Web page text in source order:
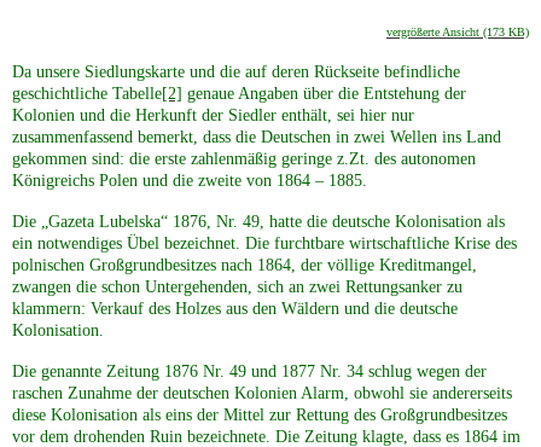
G&auml;stebuch (3)
Kontakt (4)
Impressum
Sitemap (10)
Datenschutz
vergrößerte Ansicht (173 KB)
Da unsere Siedlungskarte und die auf deren Rückseite befindliche
geschichtliche Tabelle[2] genaue Angaben über die Entstehung der
Kolonien und die Herkunft der Siedler enthält, sei hier nur
zusammenfassend bemerkt, dass die Deutschen in zwei Wellen ins Land
gekommen sind: die erste zahlenmäßig geringe z.Zt. des autonomen
Königreichs Polen und die zweite von 1864 – 1885.
Die „Gazeta Lubelska“ 1876, Nr. 49, hatte die deutsche Kolonisation als
ein notwendiges Übel bezeichnet. Die furchtbare wirtschaftliche Krise des
polnischen Großgrundbesitzes nach 1864, der völlige Kreditmangel,
zwangen die schon Untergehenden, sich an zwei Rettungsanker zu
klammern: Verkauf des Holzes aus den Wäldern und die deutsche
Kolonisation.
Die genannte Zeitung 1876 Nr. 49 und 1877 Nr. 34 schlug wegen der
raschen Zunahme der deutschen Kolonien Alarm, obwohl sie andererseits
diese Kolonisation als eins der Mittel zur Rettung des Großgrundbesitzes
vor dem drohenden Ruin bezeichnete. Die Zeitung klagte, dass es 1864 im